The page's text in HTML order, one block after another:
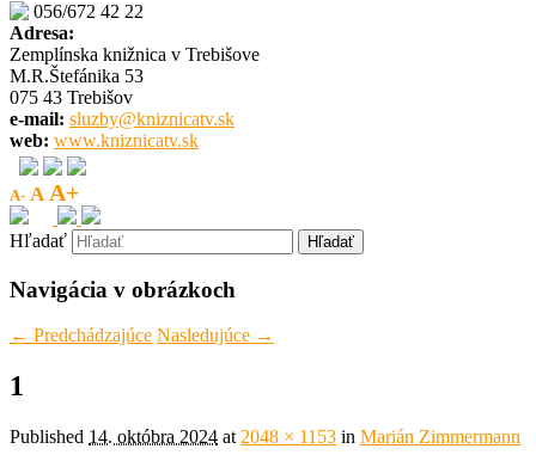
056/672 42 22
Adresa:
Zemplínska knižnica v Trebišove
M.R.Štefánika 53
075 43 Trebišov
e-mail: sluzby@kniznicatv.sk
web: www.kniznicatv.sk
A- A A+
Hľadať
Navigácia v obrázkoch
← Predchádzajúce Nasledujúce →
1
Published 14. októbra 2024 at 2048 × 1153 in Marián Zimmermann